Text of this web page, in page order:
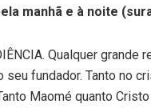
manhã e à noite
Qualquer
fundador. Tanto no
Maomé quanto